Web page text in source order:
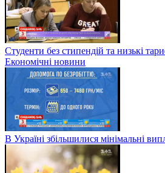
Студенти без стипендій та низькі
Економічні новини
В Україні збільшилися мінімальні